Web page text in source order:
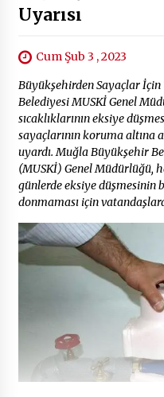
Uyarısı
Cum Şub 3 , 2023
Büyükşehirden Sayaçlar İçin
Belediyesi MUSKİ Genel
sıcaklıklarının eksiye
sayaçlarının koruma altına
uyardı. Muğla Büyükşehir
(MUSKİ) Genel Müdürlüğü,
günlerde eksiye düşmesinin
donmaması için